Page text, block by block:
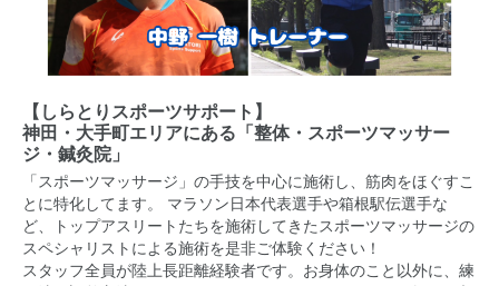
【しらとりスポーツサポート】
神田・大手町エリアにある 「整体・スポーツマッサー
ジ・鍼灸院」
「スポーツマッサージ」の手技を中心に施術し、筋肉をほぐすこ
とに特化してます。 マラソン日本代表選手や箱根駅伝選手な
ど、トップアスリートたちを施術してきたスポーツマッサージの
スペシャリストによる施術を是非ご体験ください！
スタッフ全員が陸上長距離経験者です。お身体のこと以外に、練